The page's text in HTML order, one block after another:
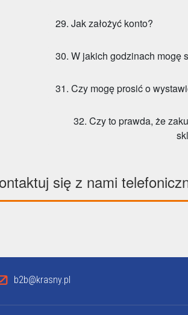
29. Jak założyć konto?
30. W jakich godzinach mogę
31. Czy mogę prosić o
32. Czy to prawda, że
się z nami
b2b@krasny.pl